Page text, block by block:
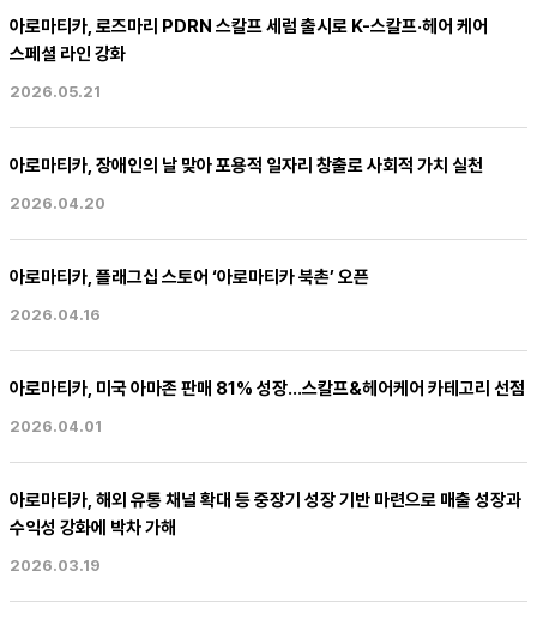
아로마티카, 로즈마리 PDRN 스칼프 세럼 출시로 K-스칼프·헤어 케어
스페셜 라인 강화
2026.05.21
아로마티카, 장애인의 날 맞아 포용적 일자리 창출로 사회적 가치 실천
2026.04.20
아로마티카, 플래그십 스토어 ‘아로마티카 북촌’ 오픈
2026.04.16
아로마티카, 미국 아마존 판매 81% 성장…스칼프&헤어케어 카테고리 선점
2026.04.01
아로마티카, 해외 유통 채널 확대 등 중장기 성장 기반 마련으로 매출 성장과
수익성 강화에 박차 가해
2026.03.19